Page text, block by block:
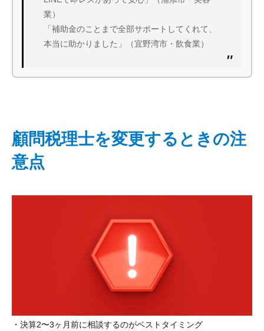
業）
「補助金のことまで全部サポートしてくれて、
本当に助かりました」（宜野湾市・飲食業）
顧問税理士を変更するときの注
意点
・決算2〜3ヶ月前に相談するのがベストタイミング